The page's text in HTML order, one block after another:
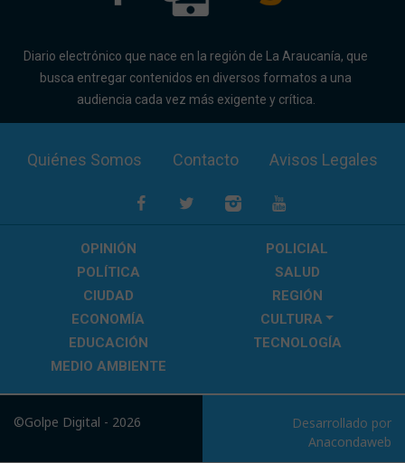
Diario electrónico que nace en la región de La Araucanía, que
busca entregar contenidos en diversos formatos a una
audiencia cada vez más exigente y crítica.
Quiénes Somos Contacto Avisos Legales
OPINIÓN
POLICIAL
POLÍTICA
SALUD
CIUDAD
REGIÓN
ECONOMÍA
CULTURA
EDUCACIÓN
TECNOLOGÍA
MEDIO AMBIENTE
©Golpe Digital - 2026
Desarrollado por
Anacondaweb